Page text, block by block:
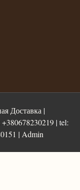
Доставка |
+380678230219| tel:
| Admin